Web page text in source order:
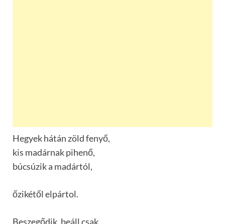
Hegyek hátán zöld fenyő,
kis madárnak pihenő,
búcsúzik a madártól,
őzikétől elpártol.
Beszegődik, beáll csak